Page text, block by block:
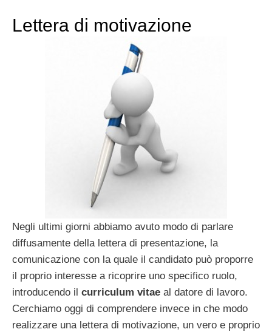
Lettera di motivazione
Negli ultimi giorni abbiamo avuto modo di parlare
diffusamente della lettera di presentazione, la
comunicazione con la quale il candidato può proporre
il proprio interesse a ricoprire uno specifico ruolo,
introducendo il curriculum vitae al datore di lavoro.
Cerchiamo oggi di comprendere invece in che modo
realizzare una lettera di motivazione, un vero e proprio